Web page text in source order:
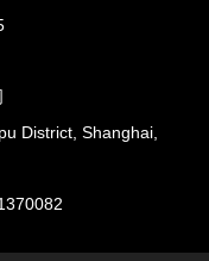
District, Shanghai,